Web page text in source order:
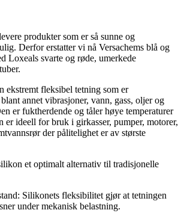
produkter som er så sunne og
Derfor erstatter vi nå Versachems blå og
Loxeals svarte og røde, umerkede
ekstremt fleksibel tetning som er
annet vibrasjoner, vann, gass, oljer og
er fuktherdende og tåler høye temperaturer
er ideell for bruk i girkasser, pumper, motorer,
der pålitelighet er av største
et optimalt alternativ til tradisjonelle
Silikonets fleksibilitet gjør at tetningen
under mekanisk belastning.